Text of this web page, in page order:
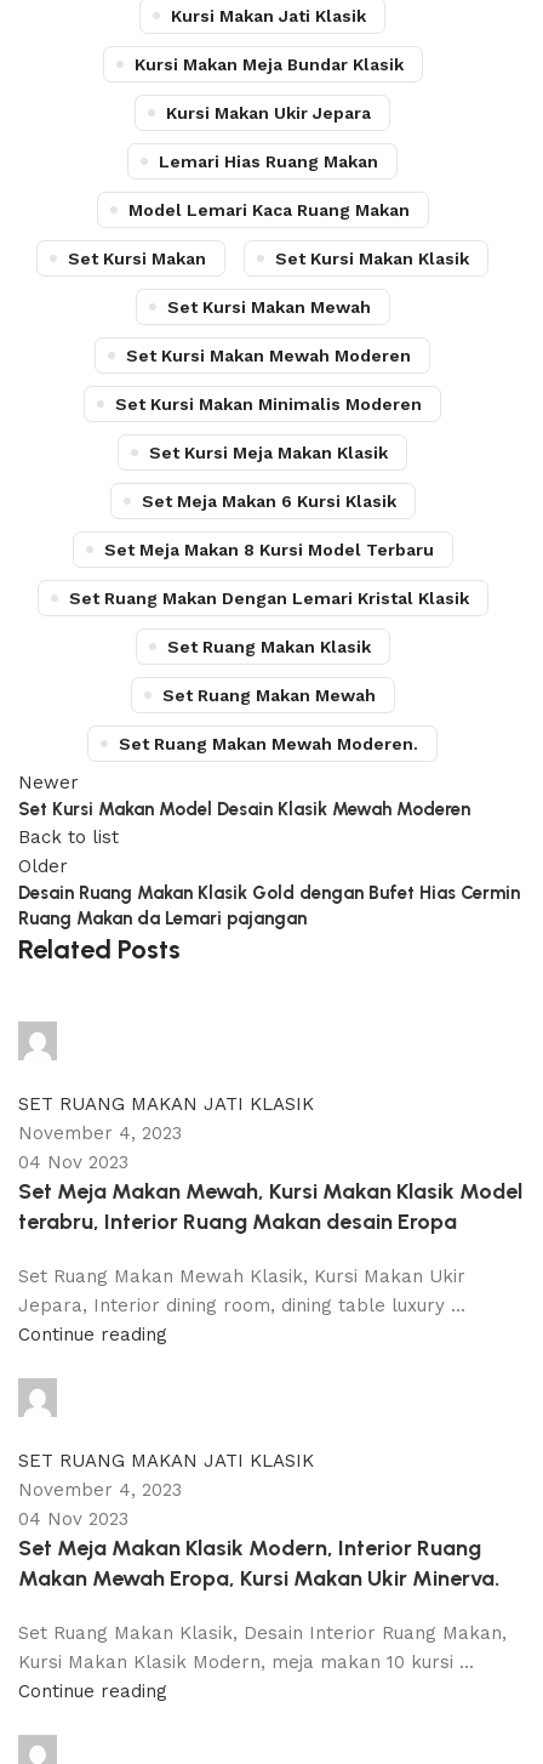
Kursi Makan Jati Klasik
Kursi Makan Meja Bundar Klasik
Kursi Makan Ukir Jepara
Lemari Hias Ruang Makan
Model Lemari Kaca Ruang Makan
Set Kursi Makan Set Kursi Makan Klasik
Set Kursi Makan Mewah
Set Kursi Makan Mewah Moderen
Set Kursi Makan Minimalis Moderen
Set Kursi Meja Makan Klasik
Set Meja Makan 6 Kursi Klasik
Set Meja Makan 8 Kursi Model Terbaru
Set Ruang Makan Dengan Lemari Kristal Klasik
Set Ruang Makan Klasik
Set Ruang Makan Mewah
Set Ruang Makan Mewah Moderen.
Newer
Set Kursi Makan Model Desain Klasik Mewah Moderen
Back to list
Older
Desain Ruang Makan Klasik Gold dengan Bufet Hias Cermin
Ruang Makan da Lemari pajangan
Related Posts
SET RUANG MAKAN JATI KLASIK
November 4, 2023
04 Nov 2023
Set Meja Makan Mewah, Kursi Makan Klasik Model
terabru, Interior Ruang Makan desain Eropa
Set Ruang Makan Mewah Klasik, Kursi Makan Ukir
Jepara, Interior dining room, dining table luxury ...
Continue reading
SET RUANG MAKAN JATI KLASIK
November 4, 2023
04 Nov 2023
Set Meja Makan Klasik Modern, Interior Ruang
Makan Mewah Eropa, Kursi Makan Ukir Minerva.
Set Ruang Makan Klasik, Desain Interior Ruang Makan,
Kursi Makan Klasik Modern, meja makan 10 kursi ...
Continue reading